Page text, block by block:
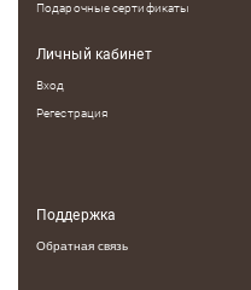
Подарочные сертификаты
Личный кабинет
Вход
Регестрация
Поддержка
Обратная связь